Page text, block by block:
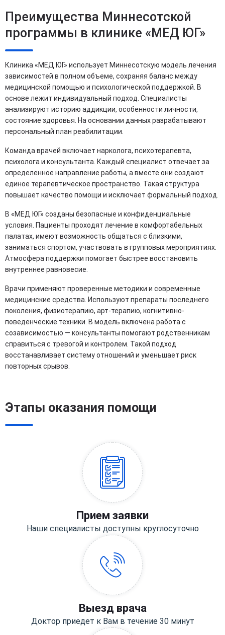
Преимущества Миннесотской
программы в клинике «МЕД ЮГ»
Клиника «МЕД ЮГ» использует Миннесотскую модель лечения
зависимостей в полном объеме, сохраняя баланс между
медицинской помощью и психологической поддержкой. В
основе лежит индивидуальный подход. Специалисты
анализируют историю аддикции, особенности личности,
состояние здоровья. На основании данных разрабатывают
персональный план реабилитации.
Команда врачей включает нарколога, психотерапевта,
психолога и консультанта. Каждый специалист отвечает за
определенное направление работы, а вместе они создают
единое терапевтическое пространство. Такая структура
повышает качество помощи и исключает формальный подход.
В «МЕД ЮГ» созданы безопасные и конфиденциальные
условия. Пациенты проходят лечение в комфортабельных
палатах, имеют возможность общаться с близкими,
заниматься спортом, участвовать в групповых мероприятиях.
Атмосфера поддержки помогает быстрее восстановить
внутреннее равновесие.
Врачи применяют проверенные методики и современные
медицинские средства. Используют препараты последнего
поколения, физиотерапию, арт-терапию, когнитивно-
поведенческие техники. В модель включена работа с
созависимостью — консультанты помогают родственникам
справиться с тревогой и контролем. Такой подход
восстанавливает систему отношений и уменьшает риск
повторных срывов.
Этапы оказания помощи
Прием заявки
Наши специалисты доступны круглосуточно
Выезд врача
Доктор приедет к Вам в течение 30 минут